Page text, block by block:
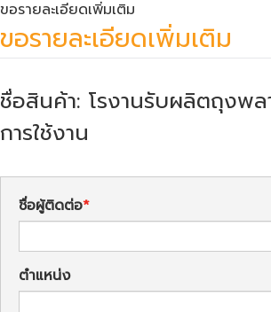
ขอรายละเอียดเพิ่มเติม
ขอรายละเอียดเพิ่มเติม
ชื่อสินค้า: โรงานรับผลิตถุงพล
การใช้งาน
ชื่อผู้ติดต่อ
ตำแหน่ง